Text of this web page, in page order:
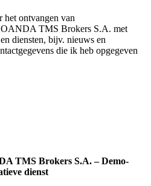
het ontvangen van
TMS Brokers S.A. met
diensten, bijv. nieuws en
die ik heb opgegeven
TMS Brokers S.A. – Demo-
dienst